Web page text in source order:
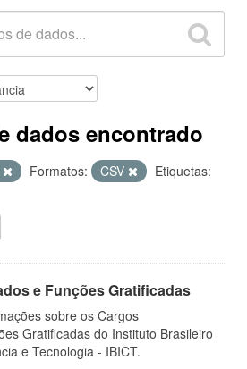
dados encontrado
Formatos: CSV
Etiquetas:
e Funções Gratificadas
sobre os Cargos
Gratificadas do Instituto Brasileiro
e Tecnologia - IBICT.